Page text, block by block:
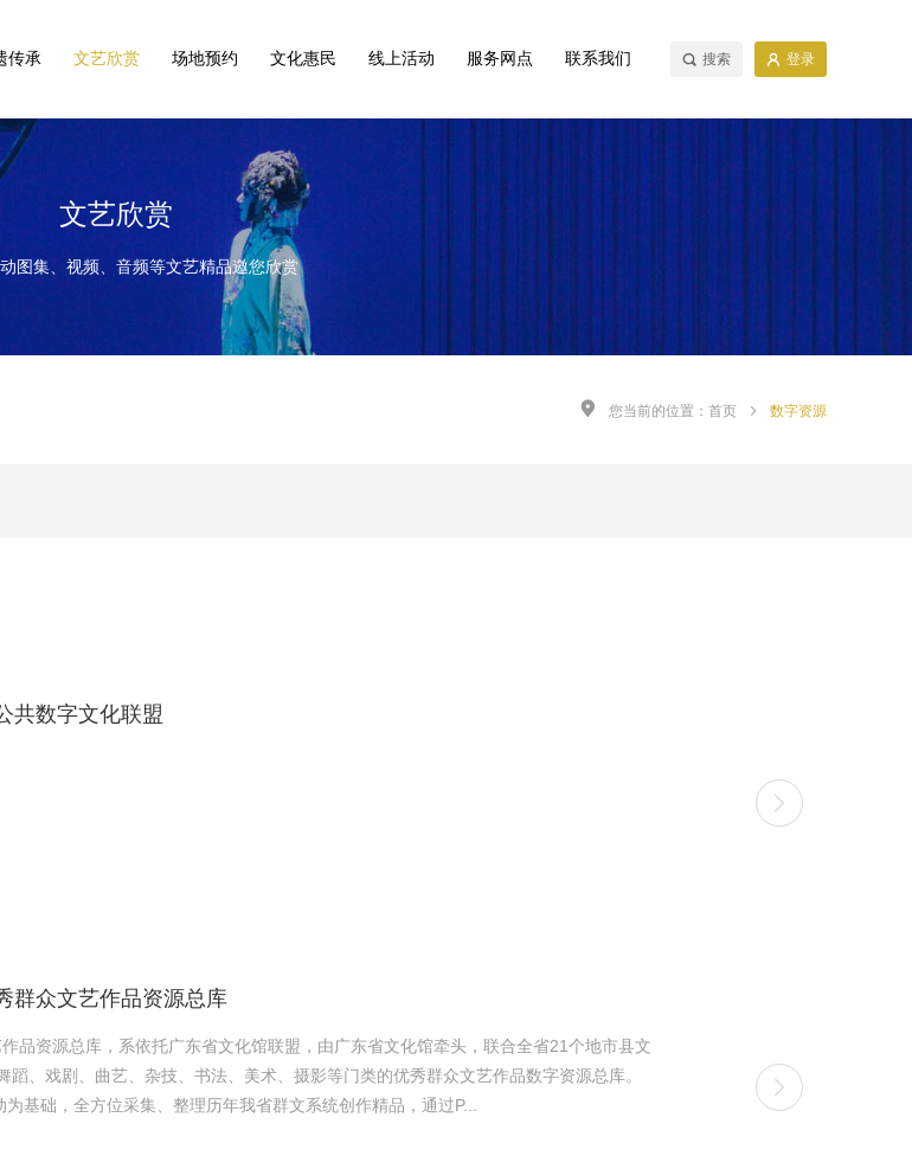
登录
搜索
传承 文艺欣赏 场地预约 文化惠民 线上活动 服务网点 联系我们
文艺欣赏
图集、视频、音频等文艺精品邀您欣赏
您当前的位置： 首页 数字资源
共数字文化联盟
群众文艺作品资源总库
品资源总库，系依托广东省文化馆联盟，由广东省文化馆牵头，联合全省21个地市县文
蹈、戏剧、曲艺、杂技、书法、美术、摄影等门类的优秀群众文艺作品数字资源总库。
基础，全方位采集、整理历年我省群文系统创作精品，通过P...